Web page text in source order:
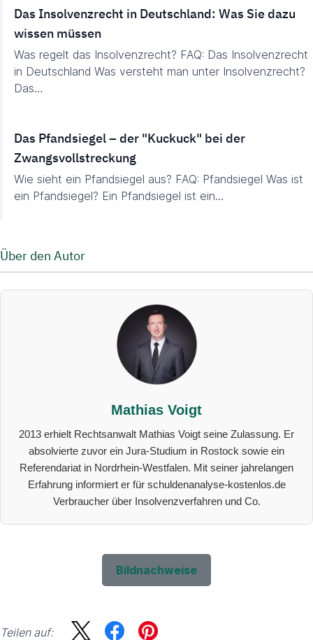
Das Insolvenzrecht in Deutschland: Was Sie dazu
wissen müssen
Was regelt das Insolvenzrecht? FAQ: Das Insolvenzrecht
in Deutschland Was versteht man unter Insolvenzrecht?
Das…
Das Pfandsiegel – der "Kuckuck" bei der
Zwangsvollstreckung
Wie sieht ein Pfandsiegel aus? FAQ: Pfandsiegel Was ist
ein Pfandsiegel? Ein Pfandsiegel ist ein…
Über den Autor
Mathias Voigt
2013 erhielt Rechtsanwalt Mathias Voigt seine Zulassung. Er
absolvierte zuvor ein Jura-Studium in Rostock sowie ein
Referendariat in Nordrhein-Westfalen. Mit seiner jahrelangen
Erfahrung informiert er für schuldenanalyse-kostenlos.de
Verbraucher über Insolvenzverfahren und Co.
Bildnachweise
Teilen auf: